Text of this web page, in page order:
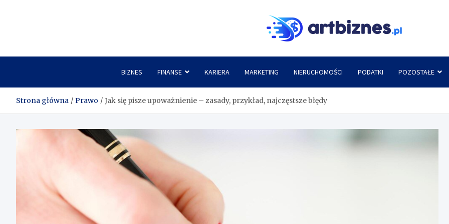
BIZNES FINANSE KARIERA MARKETING NIERUCHOMOŚCI PODATKI POZOSTAŁE
Strona główna Prawo Jak się pisze upoważnienie – zasady, przykład, najczęstsze błędy